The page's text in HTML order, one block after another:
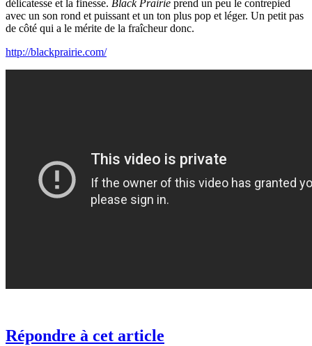
délicatesse et la finesse. Black Prairie prend un peu le contrepied
avec un son rond et puissant et un ton plus pop et léger. Un petit pas
de côté qui a le mérite de la fraîcheur donc.
http://blackprairie.com/
Répondre à cet article